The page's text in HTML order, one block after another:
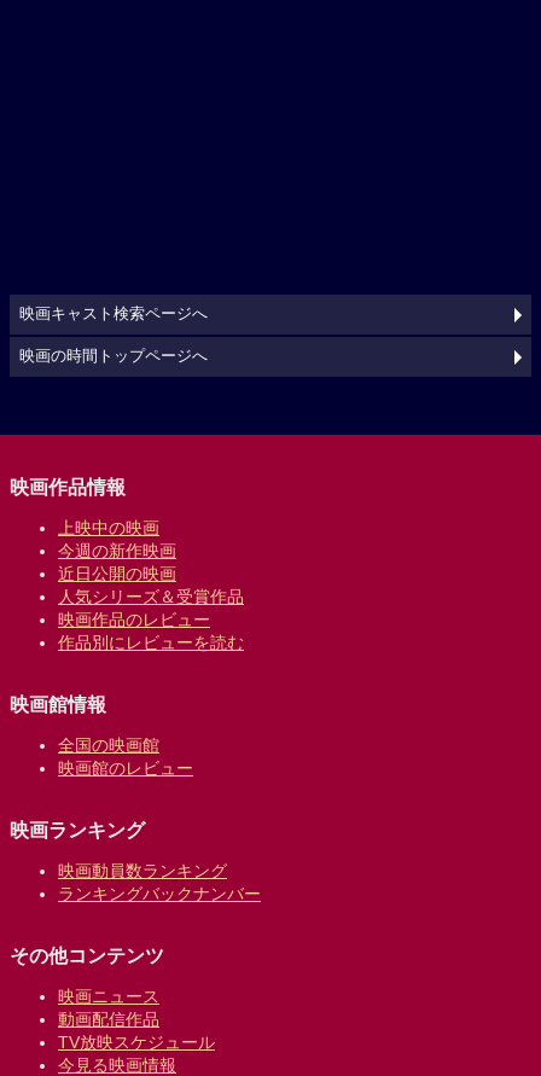
映画キャスト検索ページへ
映画の時間トップページへ
映画作品情報
上映中の映画
今週の新作映画
近日公開の映画
人気シリーズ＆受賞作品
映画作品のレビュー
作品別にレビューを読む
映画館情報
全国の映画館
映画館のレビュー
映画ランキング
映画動員数ランキング
ランキングバックナンバー
その他コンテンツ
映画ニュース
動画配信作品
TV放映スケジュール
今見る映画情報